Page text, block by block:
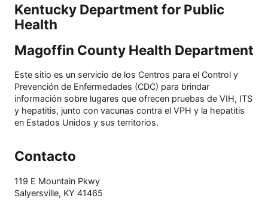
Kentucky Department for Public
Health
Magoffin County Health Department
Este sitio es un servicio de los Centros para el Control y
Prevención de Enfermedades (CDC) para brindar
información sobre lugares que ofrecen pruebas de VIH, ITS
y hepatitis, junto con vacunas contra el VPH y la hepatitis
en Estados Unidos y sus territorios.
Contacto
119 E Mountain Pkwy
Salyersville, KY 41465